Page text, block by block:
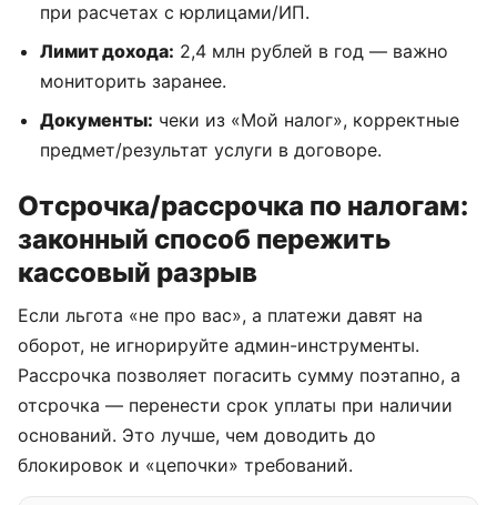
при расчетах с юрлицами/ИП.
Лимит дохода: 2,4 млн рублей в год — важно
мониторить заранее.
Документы: чеки из «Мой налог», корректные
предмет/результат услуги в договоре.
Отсрочка/рассрочка по налогам:
законный способ пережить
кассовый разрыв
Если льгота «не про вас», а платежи давят на
оборот, не игнорируйте админ-инструменты.
Рассрочка позволяет погасить сумму поэтапно, а
отсрочка — перенести срок уплаты при наличии
оснований. Это лучше, чем доводить до
блокировок и «цепочки» требований.
Заказать звонок
Услуги
Среднее время
+7 (964) 964-17-09
Доначисления
Разблокировка счета по 115-ФЗ
Налоговые проверки
Досудебное урегулирование